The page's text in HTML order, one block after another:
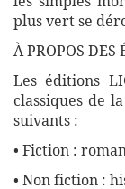
plus vert se
À PROPOS
Les éditions
classiques de
suivants :
• Fiction :
• Non fiction :